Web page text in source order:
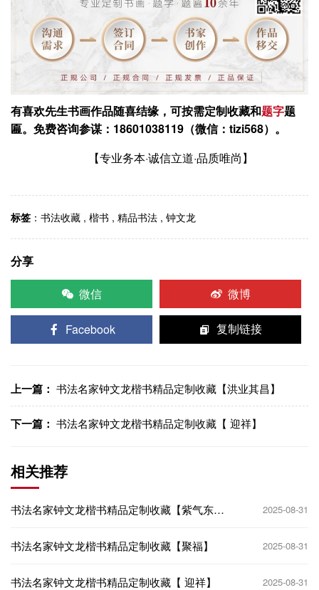
有喜欢先生书画作品随喜结缘，可按需定制收藏和题字题
匾。 免费咨询参谋：18601038119（微信：tizi568）。
【专业务本·诚信立道·品质唯尚】
标签 ： 书法收藏 , 楷书 , 精品书法 , 钟文龙
分享
微信
微博
Facebook 复制链接
上一篇： 书法名家钟文龙楷书精品定制收藏【洪业其昌】
下一篇： 书法名家钟文龙楷书精品定制收藏【 迎祥】
相关推荐
书法名家钟文龙楷书精品定制收藏【紫气东
2025-08-31
书法名家钟文龙楷书精品定制收藏【聚福】 2025-08-31
书法名家钟文龙楷书精品定制收藏【 迎祥】 2025-08-31